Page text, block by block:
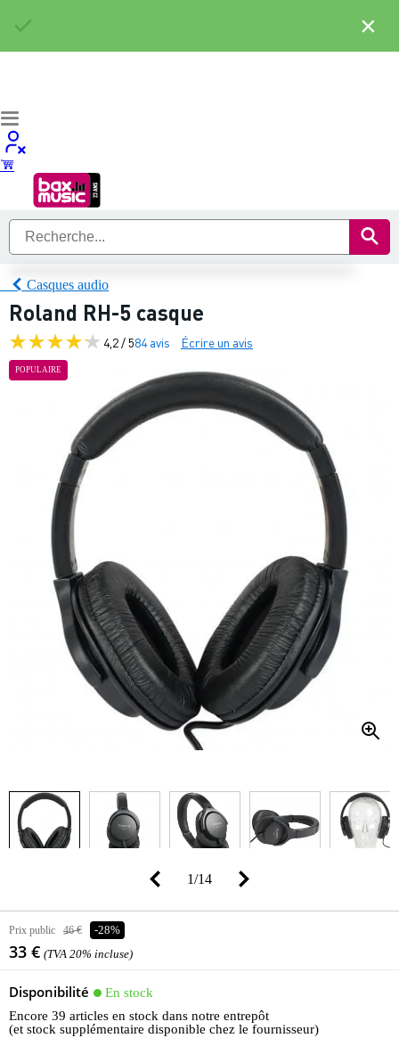
Casques audio
Roland RH-5 casque
4,2 / 584 avis Écrire un avis
POPULAIRE
1/14
Prix public 46 € -28%
33 € (TVA 20% incluse)
Disponibilité
En stock
Encore 39 articles en stock dans notre entrepôt
(et stock supplémentaire disponible chez le fournisseur)
×